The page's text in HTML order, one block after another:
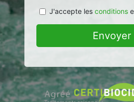
J'accepte les conditions
Envoyer